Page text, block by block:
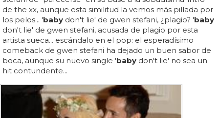
de the xx, aunque esta similitud la vemos más pillada por
los pelos... 'baby don't lie' de gwen stefani, ¿plagio? 'baby
don't lie' de gwen stefani, acusada de plagio por esta
artista sueca... escándalo en el pop: el esperadísimo
comeback de gwen stefani ha dejado un buen sabor de
boca, aunque su nuevo single 'baby don't lie' no sea un
hit contundente...